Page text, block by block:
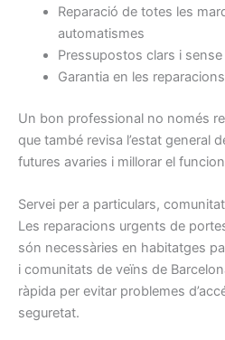
Reparació de totes les
automatismes
Pressupostos clars i
Garantia en les
Un bon professional no només
que també revisa l’estat general
futures avaries i millorar el
Servei per a particulars,
Les reparacions urgents de
són necessàries en habitatges
i comunitats de veïns de
ràpida per evitar problemes
seguretat.